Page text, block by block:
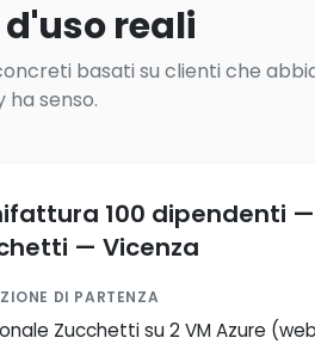
reali
basati su clienti che
ha senso.
100 dipendenti
— Vicenza
DI PARTENZA
Zucchetti su 2 VM Azure